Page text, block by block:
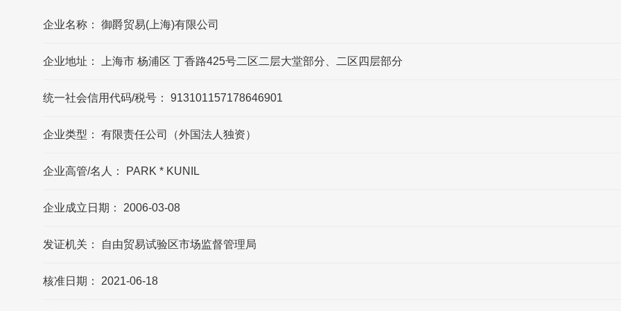
御爵贸易(上海)有限公司的法定代表人是?
PARK KUNIL
御爵的官方邮箱?
御爵官网公布的邮箱是sales@reuge.ch，可
能数据更新不及时，请以品牌官网/官方公布
分、二区四层部分
企业名称： 御爵贸易(上海)有限公司
企业地址： 上海市 杨浦区 丁香路425号二区二层大堂部分、二区四层部分
统一社会信用代码/税号： 913101157178646901
企业类型： 有限责任公司（外国法人独资）
企业高管/名人： PARK * KUNIL
企业成立日期： 2006-03-08
发证机关： 自由贸易试验区市场监督管理局
核准日期： 2021-06-18